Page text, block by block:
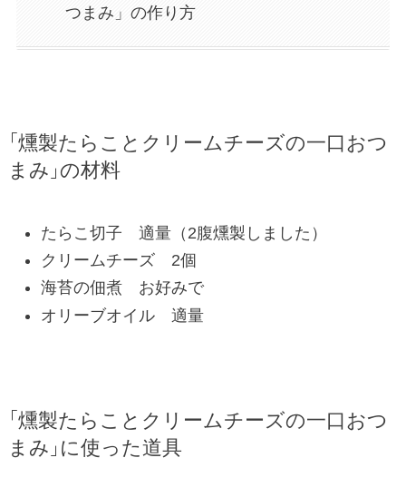
つまみ」の作り方
「燻製たらことクリームチーズの一口おつ
まみ」の材料
たらこ切子 適量（2腹燻製しました）
クリームチーズ 2個
海苔の佃煮 お好みで
オリーブオイル 適量
「燻製たらことクリームチーズの一口おつ
まみ」に使った道具